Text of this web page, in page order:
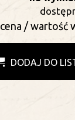
cena / wartość
DODAJ DO